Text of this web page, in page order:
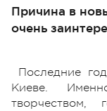
Причина в
очень
Последние
Киеве.
творчеством,